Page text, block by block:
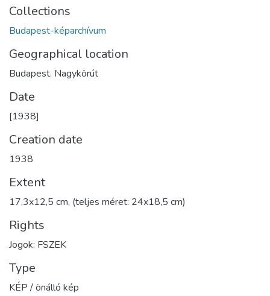
Collections
Budapest-képarchívum
Geographical location
Budapest. Nagykörút
Date
[1938]
Creation date
1938
Extent
17,3x12,5 cm, (teljes méret: 24x18,5 cm)
Rights
Jogok: FSZEK
Type
KÉP / önálló kép